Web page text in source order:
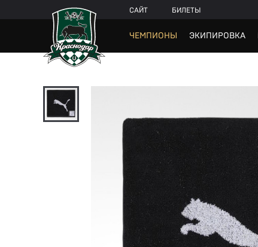
САЙТ БИЛЕТЫ
ЧЕМПИОНЫ ЭКИПИРОВКА